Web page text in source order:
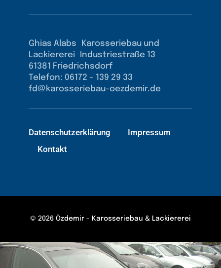
Ghias Alabs Karosseriebau und
Lackiererei Industriestraße 13
61381 Friedrichsdorf
Telefon: 06172 – 139 29 33
fd@karosseriebau-oezdemir.de
Datenschutzerklärung
Impressum
Kontakt
© 2026 Özdemir - Karosseriebau & Lackiererei